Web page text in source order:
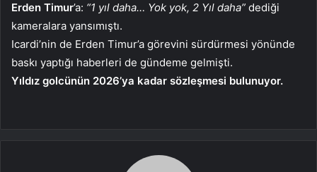
Erden Timur’a: “1 yıl daha… Yok yok, 2 Yıl daha” dediği
kameralara yansımıştı.
Icardi’nin de Erden Timur’a görevini sürdürmesi yönünde
baskı yaptığı haberleri de gündeme gelmişti.
Yıldız golcünün 2026’ya kadar sözleşmesi bulunuyor.